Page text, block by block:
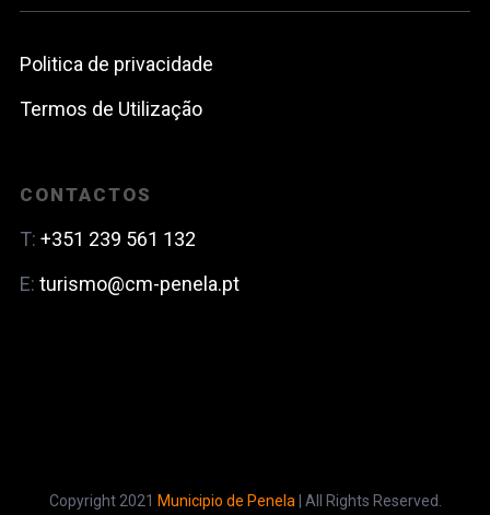
Politica de privacidade
Termos de Utilização
CONTACTOS
T: +351 239 561 132
E: turismo@cm-penela.pt
Copyright 2021 Municipio de Penela | All Rights Reserved.